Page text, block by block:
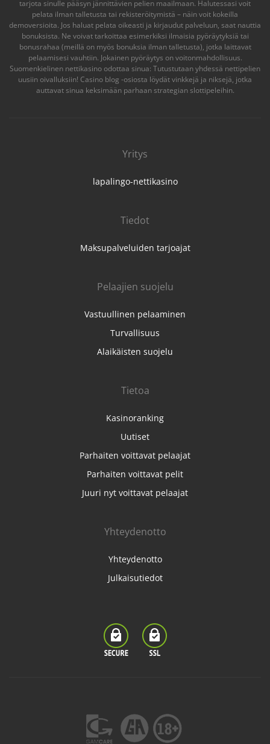
tarjota sinulle pääsyn jännittävien pelien maailmaan. Halutessasi voit
pelata ilman talletusta tai rekisteröitymistä – näin voit kokeilla
demoversioita. Jos haluat pelata oikeasti ja kirjaudut palveluun, saat nauttia
bonuksista. Ne voivat tarkoittaa esimerkiksi ilmaisia pyöräytyksiä tai
bonusrahaa (meillä on myös bonuksia ilman talletusta), jotka laittavat
pelaamisesi vauhtiin. Jokainen pyöräytys on voitonmahdollisuus.
Suomenkielinen nettikasino odottaa sinua: Tutustutaan yhdessä nettipelien
uusiin oivalluksiin! Casino blog -osiosta löydät vinkkejä ja niksejä, jotka
auttavat sinua keksimään parhaan strategian slottipeleihin.
Yritys
lapalingo-nettikasino
Tiedot
Maksupalveluiden tarjoajat
Pelaajien suojelu
Vastuullinen pelaaminen
Turvallisuus
Alaikäisten suojelu
Tietoa
Kasinoranking
Uutiset
Parhaiten voittavat pelaajat
Parhaiten voittavat pelit
Juuri nyt voittavat pelaajat
Yhteydenotto
Yhteydenotto
Julkaisutiedot